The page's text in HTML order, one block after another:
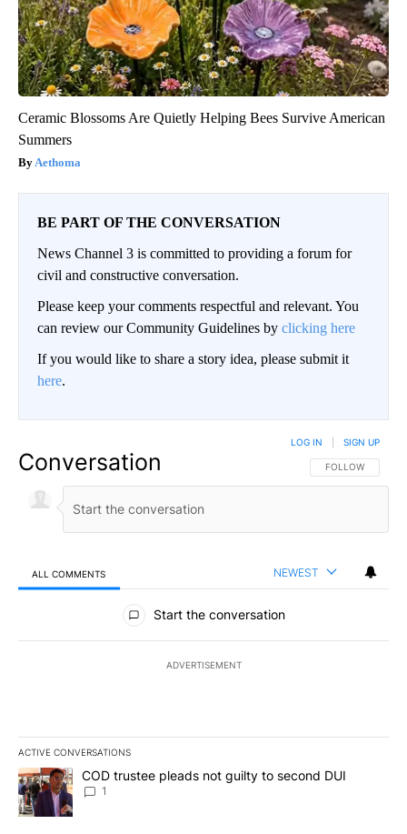
Ceramic Blossoms Are Quietly Helping Bees Survive American
Summers
Aethoma
BE PART OF THE CONVERSATION
News Channel 3 is committed to providing a forum for
civil and constructive conversation.
Please keep your comments respectful and relevant. You
can review our Community Guidelines by clicking here
If you would like to share a story idea, please submit it
here.
Conversation FOLLOW THIS
FOLLOW
LOG IN SIGN UP
ALL COMMENTS NEWEST
All Comments
Start the conversation
ADVERTISEMENT
ACTIVE CONVERSATIONS
The following is a list of the most commented articles in the last
A trending article titled "COD trustee pleads not guilty to second
COD trustee pleads not guilty to second DUI
1